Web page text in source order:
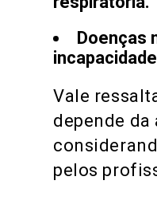
Doenças
Vale
depende da
pelos